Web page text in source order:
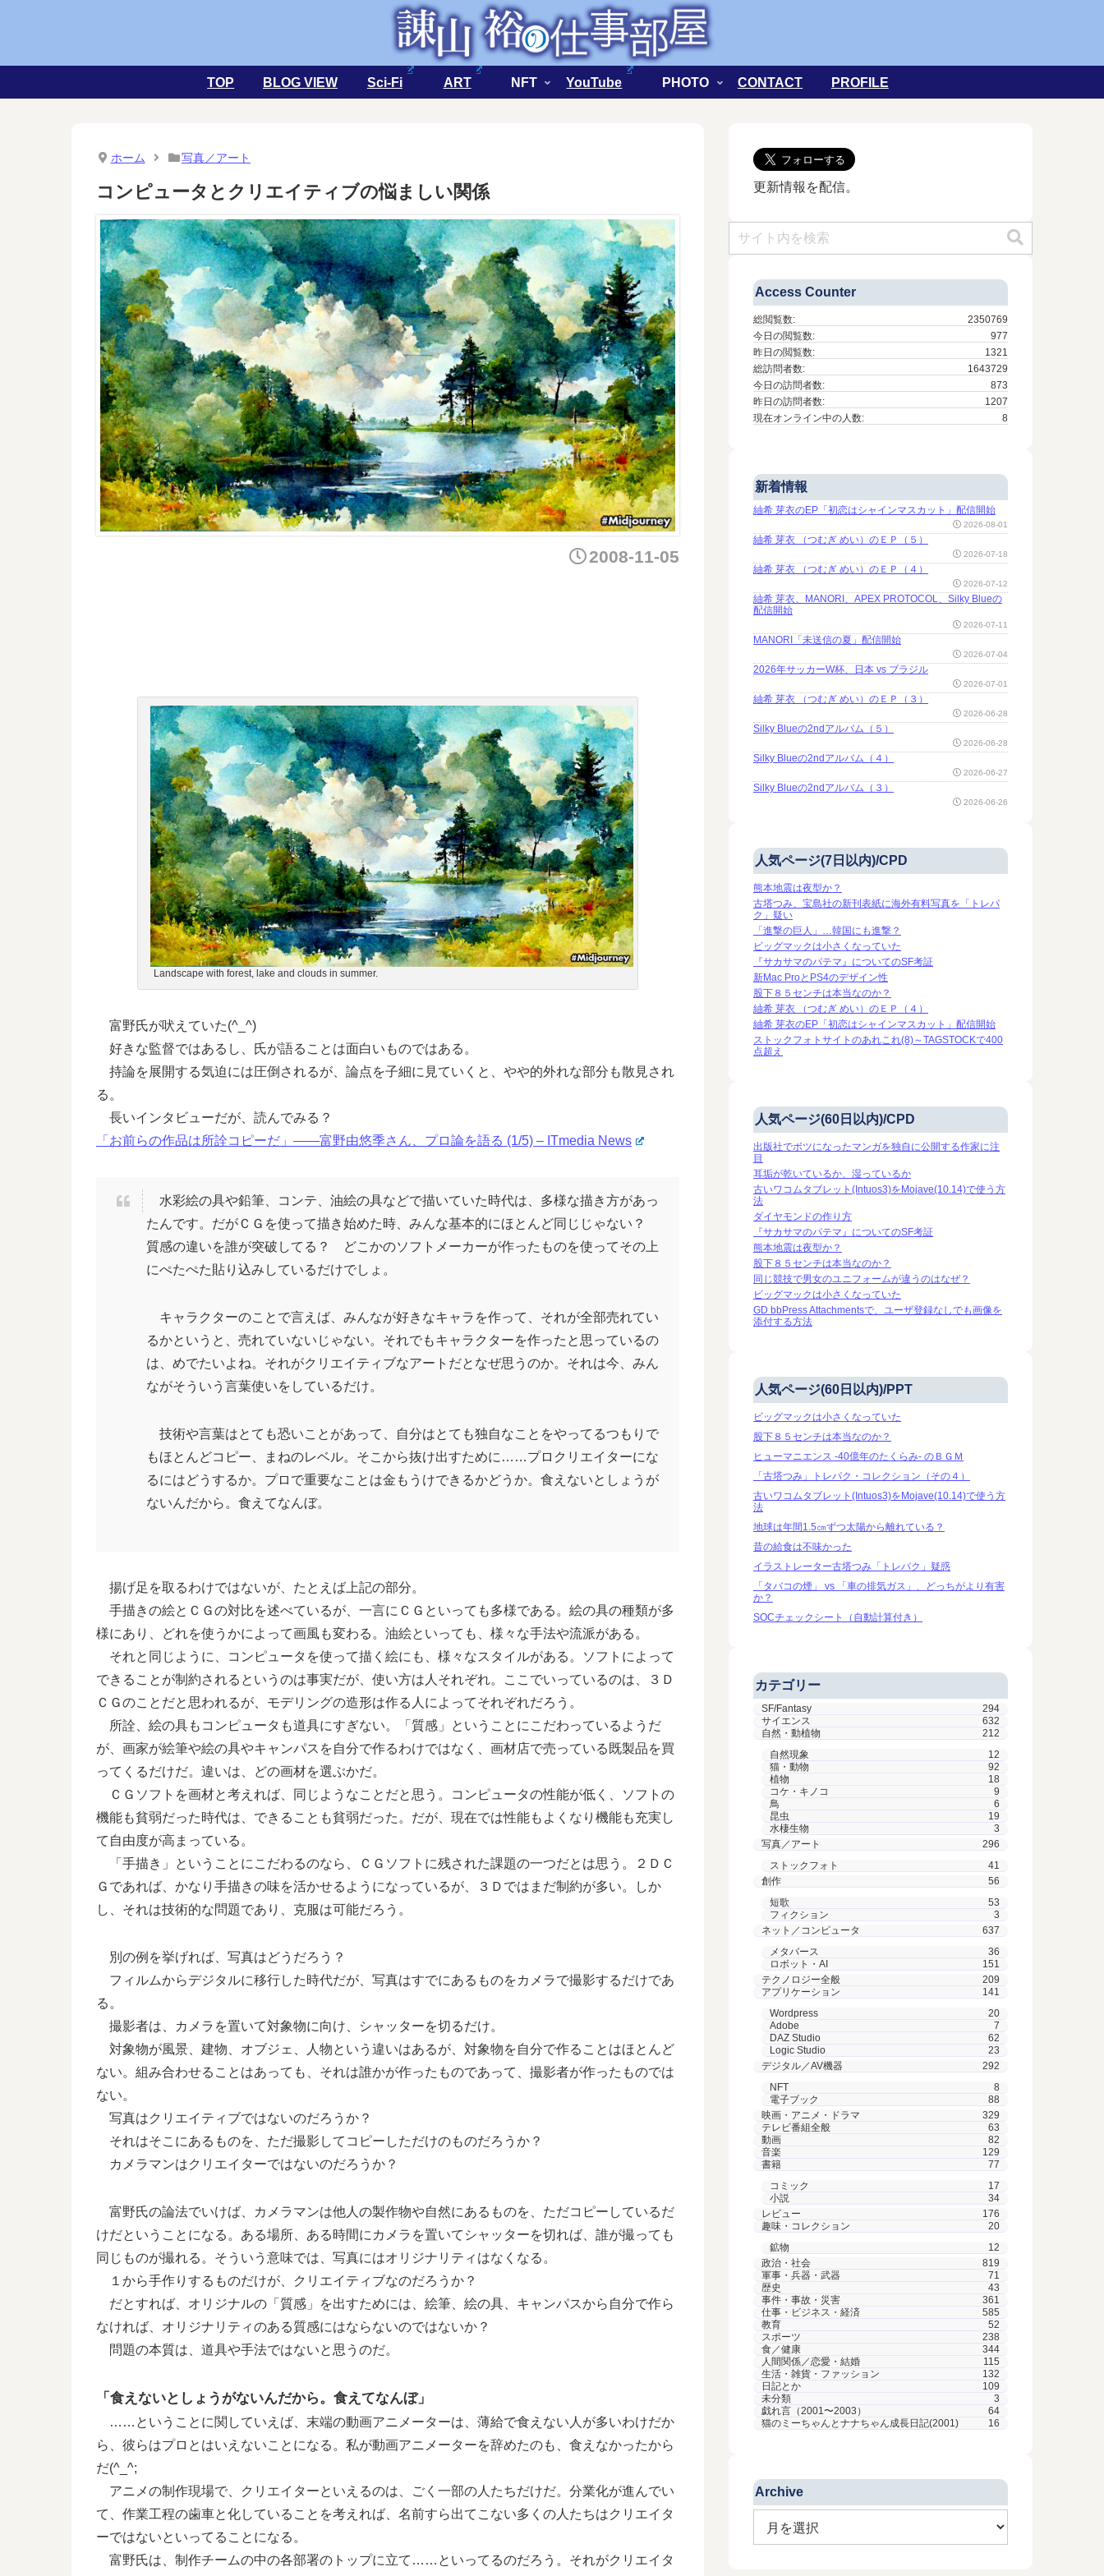
TOP BLOG VIEW Sci-Fi ART NFT YouTube PHOTO CONTACT PROFILE
ホーム 写真／アート
コンピュータとクリエイティブの悩ましい関係
2008-11-05
Landscape with forest, lake and clouds in summer.
富野氏が吠えていた(^_^)
好きな監督ではあるし、氏が語ることは面白いものではある。
持論を展開する気迫には圧倒されるが、論点を子細に見ていくと、やや的外れな部分も散見され
る。
長いインタビューだが、読んでみる？
「お前らの作品は所詮コピーだ」――富野由悠季さん、プロ論を語る (1/5) – ITmedia News
水彩絵の具や鉛筆、コンテ、油絵の具などで描いていた時代は、多様な描き方があっ
たんです。だがＣＧを使って描き始めた時、みんな基本的にほとんど同じじゃない？
質感の違いを誰が突破してる？ どこかのソフトメーカーが作ったものを使ってその上
にぺたぺた貼り込みしているだけでしょ。
キャラクターのことで言えば、みんなが好きなキャラを作って、それが全部売れてい
るかというと、売れていないじゃない。それでもキャラクターを作ったと思っているの
は、めでたいよね。それがクリエイティブなアートだとなぜ思うのか。それは今、みん
ながそういう言葉使いをしているだけ。
技術や言葉はとても恐いことがあって、自分はとても独自なことをやってるつもりで
もほとんどコピー、まねのレベル。そこから抜け出すために……プロクリエイターにな
るにはどうするか。プロで重要なことは金もうけできるかどうか。食えないとしょうが
ないんだから。食えてなんぼ。
揚げ足を取るわけではないが、たとえば上記の部分。
手描きの絵とＣＧの対比を述べているが、一言にＣＧといっても多様である。絵の具の種類が多
様にあり、どれを使うかによって画風も変わる。油絵といっても、様々な手法や流派がある。
それと同じように、コンピュータを使って描く絵にも、様々なスタイルがある。ソフトによって
できることが制約されるというのは事実だが、使い方は人それぞれ。ここでいっているのは、３Ｄ
ＣＧのことだと思われるが、モデリングの造形は作る人によってそれぞれだろう。
所詮、絵の具もコンピュータも道具にすぎない。「質感」ということにこだわっているようだ
が、画家が絵筆や絵の具やキャンパスを自分で作るわけではなく、画材店で売っている既製品を買
ってくるだけだ。違いは、どの画材を選ぶかだ。
ＣＧソフトを画材と考えれば、同じようなことだと思う。コンピュータの性能が低く、ソフトの
機能も貧弱だった時代は、できることも貧弱だった。だが、現在では性能もよくなり機能も充実し
て自由度が高まっている。
「手描き」ということにこだわるのなら、ＣＧソフトに残された課題の一つだとは思う。２ＤＣ
Ｇであれば、かなり手描きの味を活かせるようになっているが、３Ｄではまだ制約が多い。しか
し、それは技術的な問題であり、克服は可能だろう。
別の例を挙げれば、写真はどうだろう？
フィルムからデジタルに移行した時代だが、写真はすでにあるものをカメラで撮影するだけであ
る。
撮影者は、カメラを置いて対象物に向け、シャッターを切るだけ。
対象物が風景、建物、オブジェ、人物という違いはあるが、対象物を自分で作ることはほとんど
ない。組み合わせることはあっても、それは誰かが作ったものであって、撮影者が作ったものでは
ない。
写真はクリエイティブではないのだろうか？
それはそこにあるものを、ただ撮影してコピーしただけのものだろうか？
カメラマンはクリエイターではないのだろうか？
富野氏の論法でいけば、カメラマンは他人の製作物や自然にあるものを、ただコピーしているだ
けだということになる。ある場所、ある時間にカメラを置いてシャッターを切れば、誰が撮っても
同じものが撮れる。そういう意味では、写真にはオリジナリティはなくなる。
１から手作りするものだけが、クリエイティブなのだろうか？
だとすれば、オリジナルの「質感」を出すためには、絵筆、絵の具、キャンパスから自分で作ら
なければ、オリジナリティのある質感にはならないのではないか？
問題の本質は、道具や手法ではないと思うのだ。
「食えないとしょうがないんだから。食えてなんぼ」
……ということに関していえば、末端の動画アニメーターは、薄給で食えない人が多いわけだか
ら、彼らはプロとはいえないことになる。私が動画アニメーターを辞めたのも、食えなかったから
だ(^_^;
アニメの制作現場で、クリエイターといえるのは、ごく一部の人たちだけだ。分業化が進んでい
て、作業工程の歯車と化していることを考えれば、名前すら出てこない多くの人たちはクリエイタ
ーではないといってることになる。
富野氏は、制作チームの中の各部署のトップに立て……といってるのだろう。それがクリエイタ
更新情報を配信。
Access Counter
2350769
総閲覧数:
977
今日の閲覧数:
1321
昨日の閲覧数:
1643729
総訪問者数:
873
今日の訪問者数:
1207
昨日の訪問者数:
8
現在オンライン中の人数:
新着情報
紬希 芽衣のEP「初恋はシャインマスカット」配信開始
2026-08-01
紬希 芽衣 （つむぎ めい）のＥＰ（５）
2026-07-18
紬希 芽衣 （つむぎ めい）のＥＰ（４）
2026-07-12
紬希 芽衣、MANORI、APEX PROTOCOL、Silky Blueの
配信開始
2026-07-11
MANORI「未送信の夏」配信開始
2026-07-04
2026年サッカーW杯、日本 vs ブラジル
2026-07-01
紬希 芽衣 （つむぎ めい）のＥＰ（３）
2026-06-28
Silky Blueの2ndアルバム（５）
2026-06-28
Silky Blueの2ndアルバム（４）
2026-06-27
Silky Blueの2ndアルバム（３）
2026-06-26
人気ページ(7日以内)/CPD
熊本地震は夜型か？
古塔つみ、宝島社の新刊表紙に海外有料写真を「トレパ
ク」疑い
「進撃の巨人」…韓国にも進撃？
ビッグマックは小さくなっていた
『サカサマのパテマ』についてのSF考証
新Mac ProとPS4のデザイン性
股下８５センチは本当なのか？
紬希 芽衣 （つむぎ めい）のＥＰ（４）
紬希 芽衣のEP「初恋はシャインマスカット」配信開始
ストックフォトサイトのあれこれ(8)～TAGSTOCKで400
点超え
人気ページ(60日以内)/CPD
出版社でボツになったマンガを独自に公開する作家に注
目
耳垢が乾いているか、湿っているか
古いワコムタブレット(Intuos3)をMojave(10.14)で使う方
法
ダイヤモンドの作り方
『サカサマのパテマ』についてのSF考証
熊本地震は夜型か？
股下８５センチは本当なのか？
同じ競技で男女のユニフォームが違うのはなぜ？
ビッグマックは小さくなっていた
GD bbPress Attachmentsで、ユーザ登録なしでも画像を
添付する方法
人気ページ(60日以内)/PPT
ビッグマックは小さくなっていた
股下８５センチは本当なのか？
ヒューマニエンス -40億年のたくらみ- のＢＧＭ
「古塔つみ」トレパク・コレクション（その４）
古いワコムタブレット(Intuos3)をMojave(10.14)で使う方
法
地球は年間1.5㎝ずつ太陽から離れている？
昔の給食は不味かった
イラストレーター古塔つみ「トレパク」疑惑
「タバコの煙」 vs 「車の排気ガス」、どっちがより有害
か？
SOCチェックシート（自動計算付き）
カテゴリー
SF/Fantasy
294
サイエンス
632
自然・動植物
212
自然現象
12
猫・動物
92
植物
18
コケ・キノコ
9
鳥
6
昆虫
19
水棲生物
3
写真／アート
296
ストックフォト
41
創作
56
短歌
53
フィクション
3
ネット／コンピュータ
637
メタバース
36
ロボット・AI
151
テクノロジー全般
209
アプリケーション
141
Wordpress
20
Adobe
7
DAZ Studio
62
Logic Studio
23
デジタル／AV機器
292
NFT
8
電子ブック
88
映画・アニメ・ドラマ
329
テレビ番組全般
63
動画
82
音楽
129
書籍
77
コミック
17
小説
34
レビュー
176
趣味・コレクション
20
鉱物
12
政治・社会
819
軍事・兵器・武器
71
歴史
43
事件・事故・災害
361
仕事・ビジネス・経済
585
教育
52
スポーツ
238
食／健康
344
人間関係／恋愛・結婚
115
生活・雑貨・ファッション
132
日記とか
109
未分類
3
戯れ言（2001〜2003）
64
猫のミーちゃんとナナちゃん成長日記(2001)
16
Archive